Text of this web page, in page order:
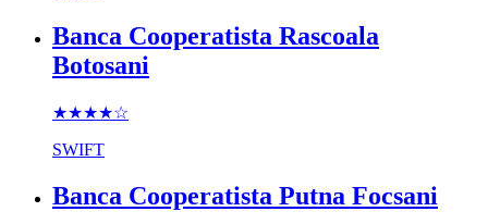
Banca Cooperatista Rascoala
Botosani
★★★★☆
SWIFT
Banca Cooperatista Putna Focsani